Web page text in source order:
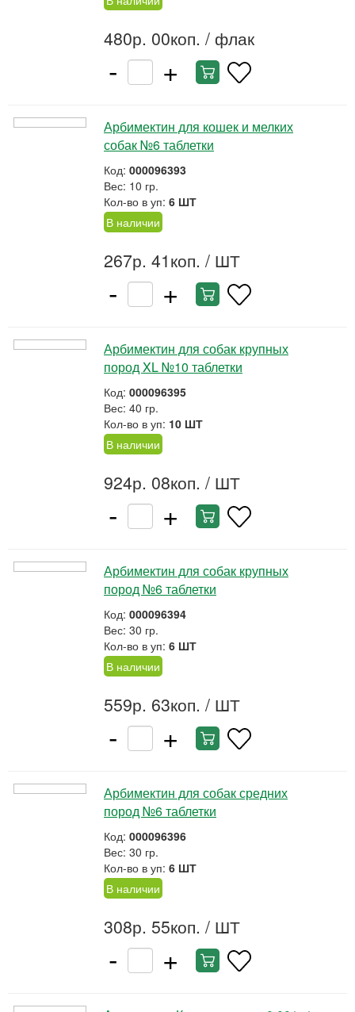
480р. 00коп. / флак
- +
Арбимектин для кошек и мелких
собак №6 таблетки
Код: 000096393
Вес: 10 гр.
Кол-во в уп: 6 ШТ
В наличии
267р. 41коп. / ШТ
- +
Арбимектин для собак крупных
пород XL №10 таблетки
Код: 000096395
Вес: 40 гр.
Кол-во в уп: 10 ШТ
В наличии
924р. 08коп. / ШТ
- +
Арбимектин для собак крупных
пород №6 таблетки
Код: 000096394
Вес: 30 гр.
Кол-во в уп: 6 ШТ
В наличии
559р. 63коп. / ШТ
- +
Арбимектин для собак средних
пород №6 таблетки
Код: 000096396
Вес: 30 гр.
Кол-во в уп: 6 ШТ
В наличии
308р. 55коп. / ШТ
- +